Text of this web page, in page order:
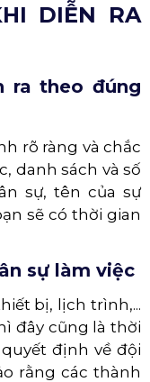
DIỄN RA
ra theo đúng
rõ ràng và chắc
danh sách và số
sự, tên của sự
sẽ có thời gian
sự làm việc
bị, lịch trình,...
đây cũng là thời
định về đội
rằng các thành